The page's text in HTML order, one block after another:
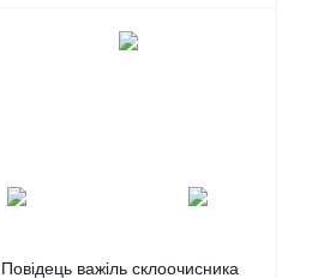
Повідець важіль склоочисника